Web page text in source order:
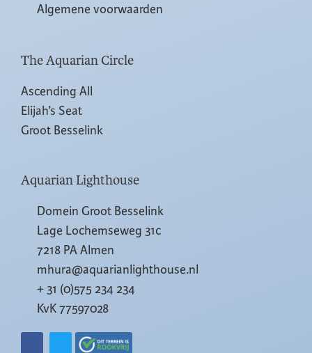
Algemene voorwaarden
The Aquarian Circle
Ascending All
Elijah’s Seat
Groot Besselink
Aquarian Lighthouse
Domein Groot Besselink
Lage Lochemseweg 31c
7218 PA Almen
mhura@aquarianlighthouse.nl
+ 31 (0)575 234 234
KvK 77597028